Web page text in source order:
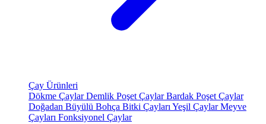
Çay Ürünleri
Dökme ÇaylarDemlik Poşet ÇaylarBardak Poşet Çaylar
Doğadan Büyülü Bohça Bitki Çayları Yeşil ÇaylarMeyve
Çayları Fonksiyonel Çaylar